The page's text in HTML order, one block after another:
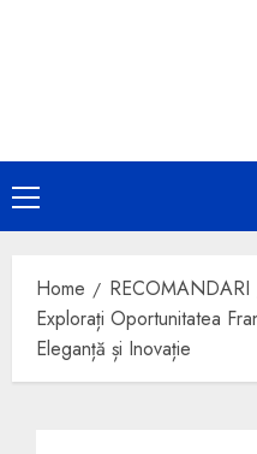
Primary
Menu
Home
RECOMANDARI
Explorați Oportunitatea
Eleganță și Inovație